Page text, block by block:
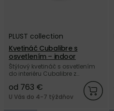
PLUST collection
Kvetináč Cubalibre s
osvetlením – indoor
Štýlový kvetináč s osvetlením
do interiéru Cubalibre z
odolného plastu od talianskej
značky PLUST collection.
od 763 €
U Vás do 4-7 týždňov